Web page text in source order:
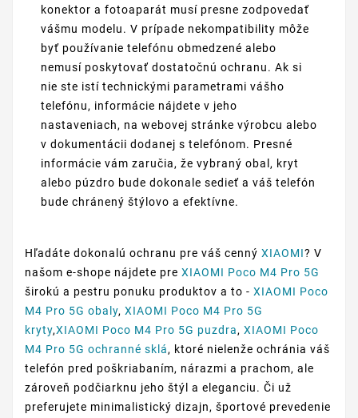
konektor a fotoaparát musí presne zodpovedať
vášmu modelu. V prípade nekompatibility môže
byť používanie telefónu obmedzené alebo
nemusí poskytovať dostatočnú ochranu. Ak si
nie ste istí technickými parametrami vášho
telefónu, informácie nájdete v jeho
nastaveniach, na webovej stránke výrobcu alebo
v dokumentácii dodanej s telefónom. Presné
informácie vám zaručia, že vybraný obal, kryt
alebo púzdro bude dokonale sedieť a váš telefón
bude chránený štýlovo a efektívne.
Hľadáte dokonalú ochranu pre váš cenný XIAOMI? V
našom e-shope nájdete pre XIAOMI Poco M4 Pro 5G
širokú a pestru ponuku produktov a to - XIAOMI Poco
M4 Pro 5G obaly, XIAOMI Poco M4 Pro 5G
kryty,XIAOMI Poco M4 Pro 5G puzdra, XIAOMI Poco
M4 Pro 5G ochranné sklá, ktoré nielenže ochránia váš
telefón pred poškriabaním, nárazmi a prachom, ale
zároveň podčiarknu jeho štýl a eleganciu. Či už
preferujete minimalistický dizajn, športové prevedenie